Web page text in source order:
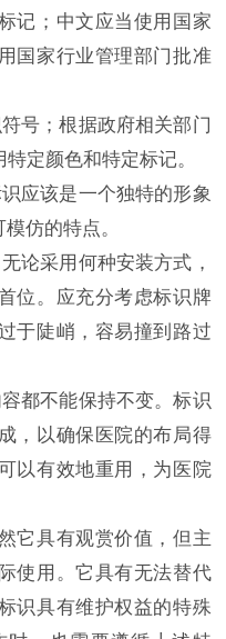
记；中文应当使用国家
国家行业管理部门批准
号；根据政府相关部门
定颜色和特定标记。
应该是一个独特的形象
仿的特点。
论采用何种安装方式，
位。应充分考虑标识牌
于陡峭，容易撞到路过
都不能保持不变。标识
，以确保医院的布局得
以有效地重用，为医院
它具有观赏价值，但主
使用。它具有无法替代
识具有维护权益的特殊